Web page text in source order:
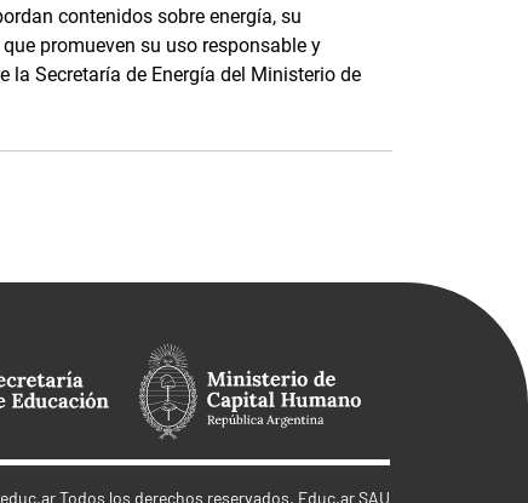
contenidos sobre energía, su
promueven su uso responsable y
la Secretaría de Energía del Ministerio de
educ.arTodos los derechos reservados. Educ.ar SAU